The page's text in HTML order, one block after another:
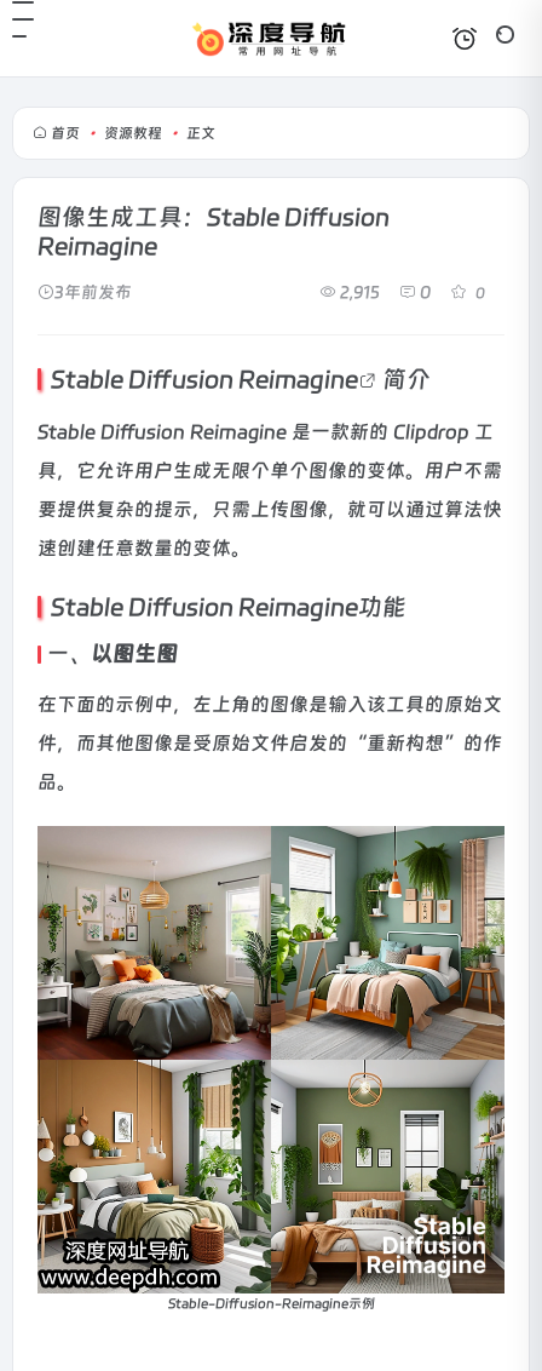
首页 • 资源教程 • 正文
图像生成工具：Stable Diffusion
Reimagine
3年前发布 2,915 0 0
Stable Diffusion Reimagine 简介
Stable Diffusion Reimagine 是一款新的 Clipdrop 工
具，它允许用户生成无限个单个图像的变体。用户不需
要提供复杂的提示，只需上传图像，就可以通过算法快
速创建任意数量的变体。
Stable Diffusion Reimagine功能
一、 以图生图
在下面的示例中，左上角的图像是输入该工具的原始文
件，而其他图像是受原始文件启发的“重新构想”的作
品。
Stable-Diffusion-Reimagine示例